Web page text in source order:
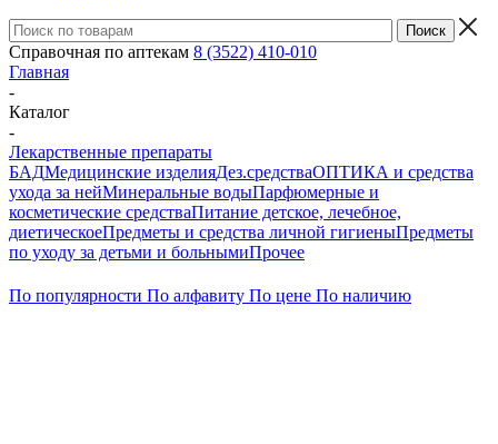
Справочная по аптекам 8 (3522) 410-010
Главная
-
Каталог
-
Лекарственные препараты
БАДМедицинские изделияДез.средстваОПТИКА и средства
ухода за нейМинеральные водыПарфюмерные и
косметические средстваПитание детское, лечебное,
диетическоеПредметы и средства личной гигиеныПредметы
по уходу за детьми и больнымиПрочее
По популярности По алфавиту По цене По наличию